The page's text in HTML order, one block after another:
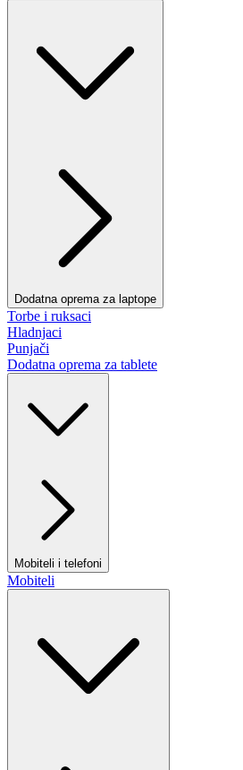
Dodatna oprema za laptope
Torbe i ruksaci
Hladnjaci
Punjači
Dodatna oprema za tablete
Mobiteli i telefoni
Mobiteli